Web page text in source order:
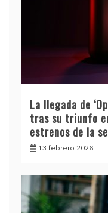
La llegada de
tras su triunfo
estrenos de la
13 febrero 2026